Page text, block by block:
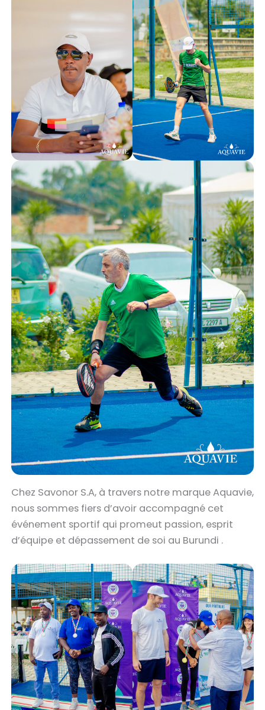
‎Chez Savonor S.A, à travers notre marque Aquavie,
nous sommes fiers d’avoir accompagné cet
événement sportif qui promeut passion, esprit
d’équipe et dépassement de soi au Burundi .